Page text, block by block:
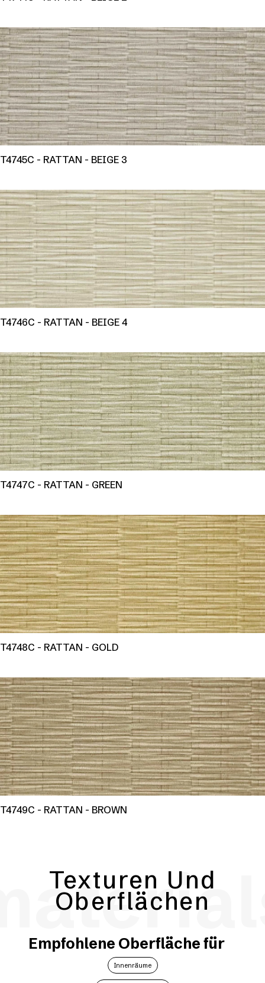
T4745C - RATTAN - BEIGE 3
T4746C - RATTAN - BEIGE 4
T4747C - RATTAN - GREEN
T4748C - RATTAN - GOLD
T4749C - RATTAN - BROWN
Texturen Und
Oberflächen
Empfohlene Oberfläche für
Innenräume